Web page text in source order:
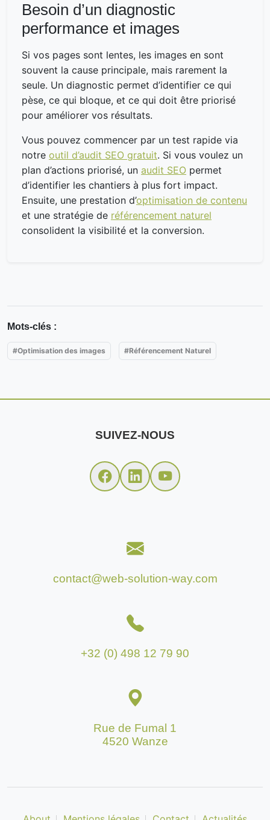
Besoin d’un diagnostic
performance et images
Si vos pages sont lentes, les images en sont
souvent la cause principale, mais rarement la
seule. Un diagnostic permet d’identifier ce qui
pèse, ce qui bloque, et ce qui doit être priorisé
pour améliorer vos résultats.
Vous pouvez commencer par un test rapide via
notre outil d’audit SEO gratuit. Si vous voulez un
plan d’actions priorisé, un audit SEO permet
d’identifier les chantiers à plus fort impact.
Ensuite, une prestation d’optimisation de contenu
et une stratégie de référencement naturel
consolident la visibilité et la conversion.
Mots-clés :
#Optimisation des images #Référencement Naturel
SUIVEZ-NOUS
contact@web-solution-way.com
+32 (0) 498 12 79 90
Rue de Fumal 1
4520 Wanze